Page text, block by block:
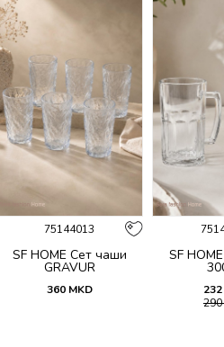
75144013
SF HOME Сет чаши
GRAVUR
360 MKD
SF
232
290